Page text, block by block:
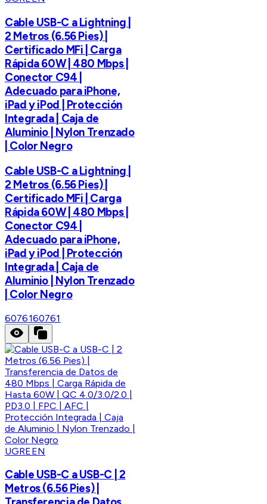
Cable USB-C a Lightning |
2 Metros (6.56 Pies) |
Certificado MFi | Carga
Rápida 60W | 480 Mbps |
Conector C94 |
Adecuado para iPhone,
iPad y iPod | Protección
Integrada | Caja de
Aluminio | Nylon Trenzado
| Color Negro
Cable USB-C a Lightning |
2 Metros (6.56 Pies) |
Certificado MFi | Carga
Rápida 60W | 480 Mbps |
Conector C94 |
Adecuado para iPhone,
iPad y iPod | Protección
Integrada | Caja de
Aluminio | Nylon Trenzado
| Color Negro
6076160761
UGREEN
Cable USB-C a USB-C | 2
Metros (6.56 Pies) |